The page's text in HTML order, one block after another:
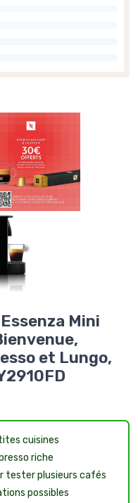
Mini
et Lungo,
cuisines
riche
tester plusieurs cafés
possibles